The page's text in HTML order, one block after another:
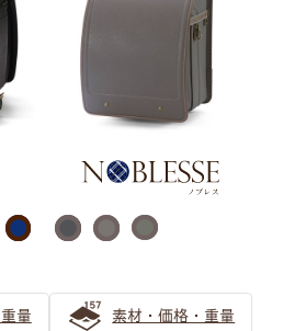
セルがおすすめ！後悔しない緑のラ
ドセルは知性を感じるカラー 大人
レンジ ランドセル
キャメル」のランドセルの選び方
量 素材・価格・重量